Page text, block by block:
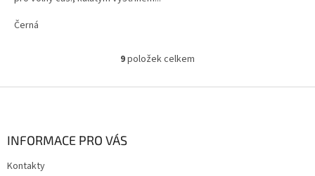
Černá
O
l
9položek celkem
INFORMACE PRO VÁS
Kontakty